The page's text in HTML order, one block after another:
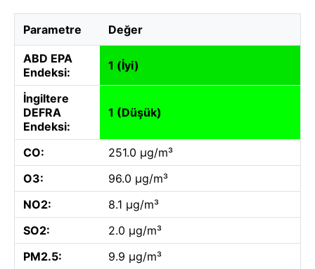
Parametre Değer
ABD EPA
Endeksi:
1 (İyi)
İngiltere
DEFRA
Endeksi:
1 (Düşük)
CO:
251.0 µg/m³
O3:
96.0 µg/m³
NO2:
8.1 µg/m³
SO2:
2.0 µg/m³
PM2.5:
9.9 µg/m³